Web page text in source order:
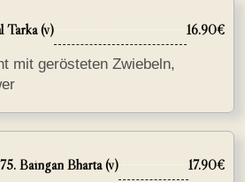
Tarka (v) 16.90€
mit gerösteten Zwiebeln,
75. Baingan Bharta (v) 17.90€